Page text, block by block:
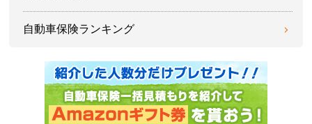
自動車保険ランキング